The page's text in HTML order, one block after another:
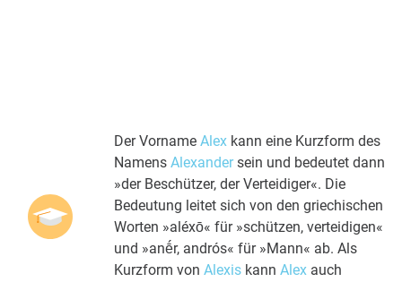
Der Vorname Alex kann eine Kurzform des
Namens Alexandersein und bedeutet dann
»der Beschützer, der Verteidiger«. Die
Bedeutung leitet sich von den griechischen
Worten »aléxō« für »schützen, verteidigen«
und »anḗr, andrós« für »Mann« ab. Als
Kurzform von Alexis kann Alex auch